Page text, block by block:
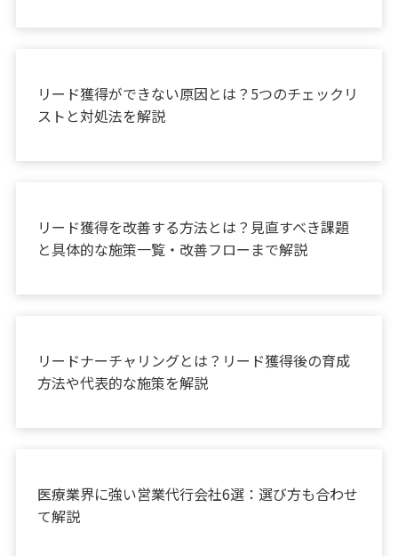
リード獲得ができない原因とは？5つのチェックリ
ストと対処法を解説
リード獲得を改善する方法とは？見直すべき課題
と具体的な施策一覧・改善フローまで解説
リードナーチャリングとは？リード獲得後の育成
方法や代表的な施策を解説
医療業界に強い営業代行会社6選：選び方も合わせ
て解説